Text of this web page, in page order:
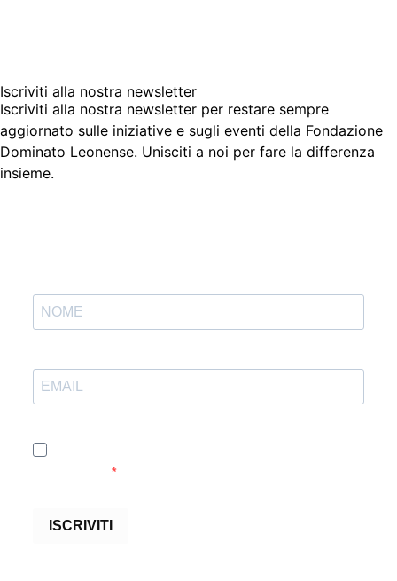
Iscriviti alla nostra newsletter
Iscriviti alla nostra newsletter per restare sempre
aggiornato sulle iniziative e sugli eventi della Fondazione
Dominato Leonense. Unisciti a noi per fare la differenza
insieme.
ISCRIVITI